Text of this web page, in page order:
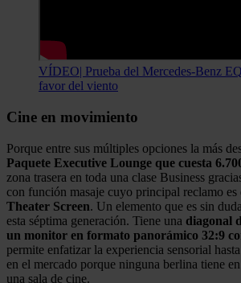
VÍDEO| Prueba del Mercedes-Benz
favor del viento
Cine en movimiento
Porque entre sus múltiples opciones la más
Paquete Executive Lounge que cuesta
zona trasera en toda una clase Business
con función masaje cuyo principal reclamo es
Theater Screen. Un elemento que es sin
esta séptima generación. Tiene una diagonal
un monitor en formato panorámico 32:9
permite enfatizar la experiencia sensorial
en el mercado porque ninguna berlina tiene en
una sala de cine.